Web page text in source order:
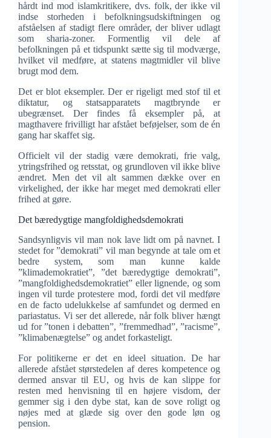
hårdt ind mod islamkritikere, dvs. folk, der ikke vil
indse storheden i befolkningsudskiftningen og
afståelsen af stadigt flere områder, der bliver udlagt
som sharia-zoner. Formentlig vil dele af
befolkningen på et tidspunkt sætte sig til modværge,
hvilket vil medføre, at statens magtmidler vil blive
brugt mod dem.
Det er blot eksempler. Der er rigeligt med stof til et
diktatur, og statsapparatets magtbrynde er
ubegrænset. Der findes få eksempler på, at
magthavere frivilligt har afstået beføjelser, som de én
gang har skaffet sig.
Officielt vil der stadig være demokrati, frie valg,
ytringsfrihed og retsstat, og grundloven vil ikke blive
ændret. Men det vil alt sammen dække over en
virkelighed, der ikke har meget med demokrati eller
frihed at gøre.
Det bæredygtige mangfoldighedsdemokrati
Sandsynligvis vil man nok lave lidt om på navnet. I
stedet for ”demokrati” vil man begynde at tale om et
bedre system, som man kunne kalde
”klimademokratiet”, ”det bæredygtige demokrati”,
”mangfoldighedsdemokratiet” eller lignende, og som
ingen vil turde protestere mod, fordi det vil medføre
en de facto udelukkelse af samfundet og dermed en
pariastatus. Vi ser det allerede, når folk bliver hængt
ud for ”tonen i debatten”, ”fremmedhad”, ”racisme”,
”klimabenægtelse” og andet forkasteligt.
For politikerne er det en ideel situation. De har
allerede afstået størstedelen af deres kompetence og
dermed ansvar til EU, og hvis de kan slippe for
resten med henvisning til en højere visdom, der
gemmer sig i den dybe stat, kan de sove roligt og
nøjes med at glæde sig over den gode løn og
pension.